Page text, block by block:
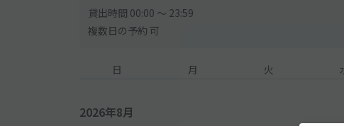
貸出時間 00:00 〜 23:59
複数日の予約 可
日 月 火
2026年8月